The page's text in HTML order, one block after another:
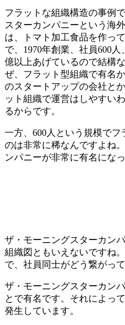
フラットな組織構造の事例
スターカンパニーという海
は、トマト加工食品を作っ
で、1970年創業、社員600
億以上あげているので結構
ぜ、フラット型組織で有名
のスタートアップの会社と
ット組織で運営はしやすい
るからです。
一方、600人という規模で
のは非常に稀なんですよね
ンパニーが非常に有名にな
ザ・モーニングスターカン
組織図ともいえないですね
で、社員同士がどう繋がっ
ザ・モーニングスターカン
とで有名です。それによっ
発生しています。